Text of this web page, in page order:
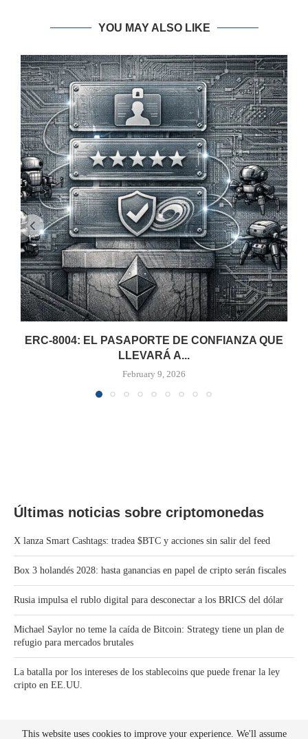
YOU MAY ALSO LIKE
ERC-8004: EL PASAPORTE DE CONFIANZA QUE
LLEVARÁ A...
February 9, 2026
Últimas noticias sobre criptomonedas
X lanza Smart Cashtags: tradea $BTC y acciones sin salir del feed
Box 3 holandés 2028: hasta ganancias en papel de cripto serán fiscales
Rusia impulsa el rublo digital para desconectar a los BRICS del dólar
Michael Saylor no teme la caída de Bitcoin: Strategy tiene un plan de
refugio para mercados brutales
La batalla por los intereses de los stablecoins que puede frenar la ley
cripto en EE.UU.
This website uses cookies to improve your experience. We'll assume